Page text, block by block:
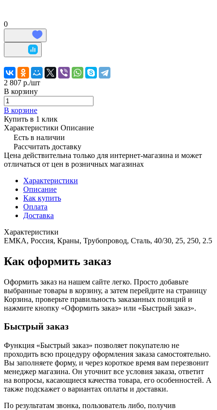
0
2 807 р./шт
В корзину
В корзине
Купить в 1 клик
Характеристики Описание
Есть в наличии
Рассчитать доставку
Цена действительна только для интернет-магазина и может
отличаться от цен в розничных магазинах
Характеристики
Описание
Как купить
Оплата
Доставка
Характеристики
ЕМКА, Россия, Краны, Трубопровод, Сталь, 40/30, 25, 250, 2.5
Как оформить заказ
Оформить заказ на нашем сайте легко. Просто добавьте
выбранные товары в корзину, а затем перейдите на страницу
Корзина, проверьте правильность заказанных позиций и
нажмите кнопку «Оформить заказ» или «Быстрый заказ».
Быстрый заказ
Функция «Быстрый заказ» позволяет покупателю не
проходить всю процедуру оформления заказа самостоятельно.
Вы заполняете форму, и через короткое время вам перезвонит
менеджер магазина. Он уточнит все условия заказа, ответит
на вопросы, касающиеся качества товара, его особенностей. А
также подскажет о вариантах оплаты и доставки.
По результатам звонка, пользователь либо, получив